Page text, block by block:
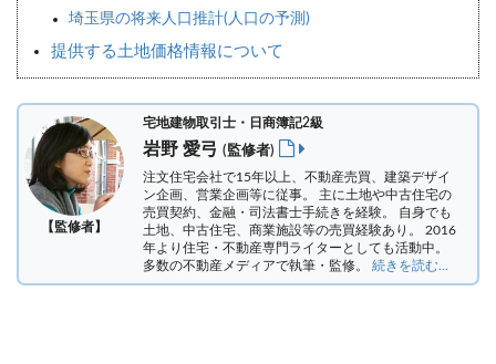
埼玉県の将来人口推計(人口の予測)
提供する土地価格情報について
【監修者】
宅地建物取引士・日商簿記2級
岩野 愛弓 (監修者)
注文住宅会社で15年以上、不動産売買、建築デザイ
ン企画、営業企画等に従事。 主に土地や中古住宅の
売買契約、金融・司法書士手続きを経験。 自身でも
土地、中古住宅、商業施設等の売買経験あり。 2016
年より住宅・不動産専門ライターとしても活動中。
多数の不動産メディアで執筆・監修。 続きを読む...